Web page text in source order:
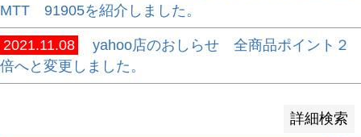
MTT 91905を紹介しました。
2021.11.08
yahoo店のおしらせ 全商品ポイント２
倍へと変更しました。
詳細検索
優先度順
レビュー順
キーワードヒット順
検索